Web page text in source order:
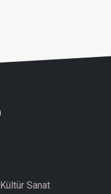
Kültür Sanat